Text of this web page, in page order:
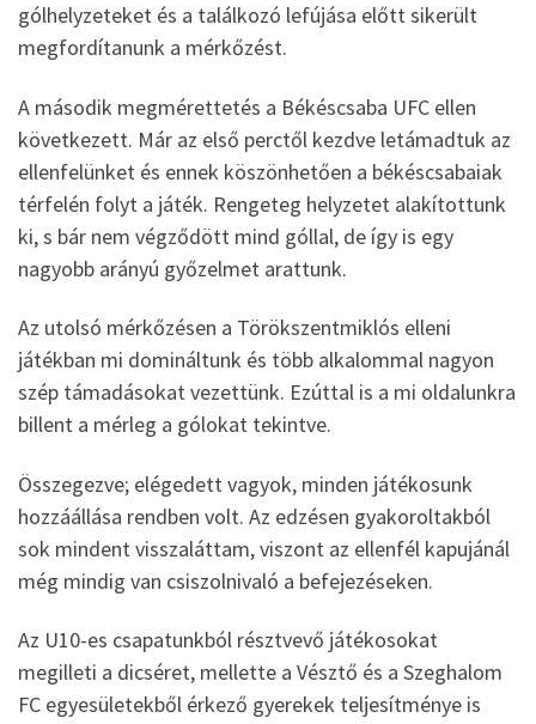
gólhelyzeteket és a találkozó lefújása előtt sikerült
megfordítanunk a mérkőzést.
A második megmérettetés a Békéscsaba UFC ellen
következett. Már az első perctől kezdve letámadtuk az
ellenfelünket és ennek köszönhetően a békéscsabaiak
térfelén folyt a játék. Rengeteg helyzetet alakítottunk
ki, s bár nem végződött mind góllal, de így is egy
nagyobb arányú győzelmet arattunk.
Az utolsó mérkőzésen a Törökszentmiklós elleni
játékban mi domináltunk és több alkalommal nagyon
szép támadásokat vezettünk. Ezúttal is a mi oldalunkra
billent a mérleg a gólokat tekintve.
Összegezve; elégedett vagyok, minden játékosunk
hozzáállása rendben volt. Az edzésen gyakoroltakból
sok mindent visszaláttam, viszont az ellenfél kapujánál
még mindig van csiszolnivaló a befejezéseken.
Az U10-es csapatunkból résztvevő játékosokat
megilleti a dicséret, mellette a Vésztő és a Szeghalom
FC egyesületekből érkező gyerekek teljesítménye is